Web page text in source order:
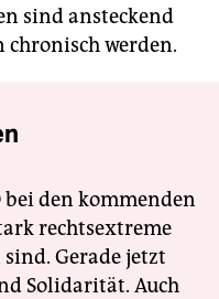
sind ansteckend
chronisch werden.
den kommenden
rechtsextreme
Gerade jetzt
Solidarität. Auch